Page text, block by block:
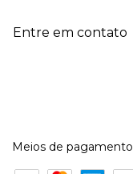
Entre em contato
Meios de pagamento